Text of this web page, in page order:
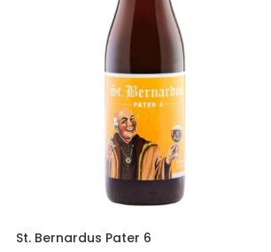
St. Bernardus Pater 6